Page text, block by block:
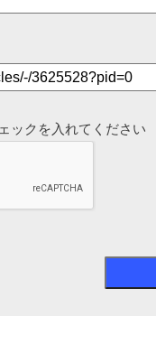
ックを入れてください